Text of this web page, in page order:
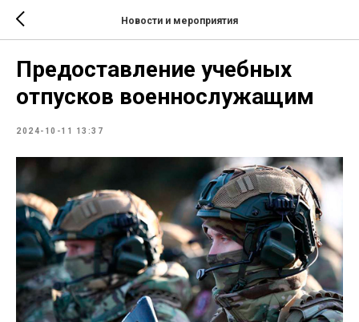
Новости и мероприятия
Предоставление учебных
отпусков военнослужащим
2024-10-11 13:37